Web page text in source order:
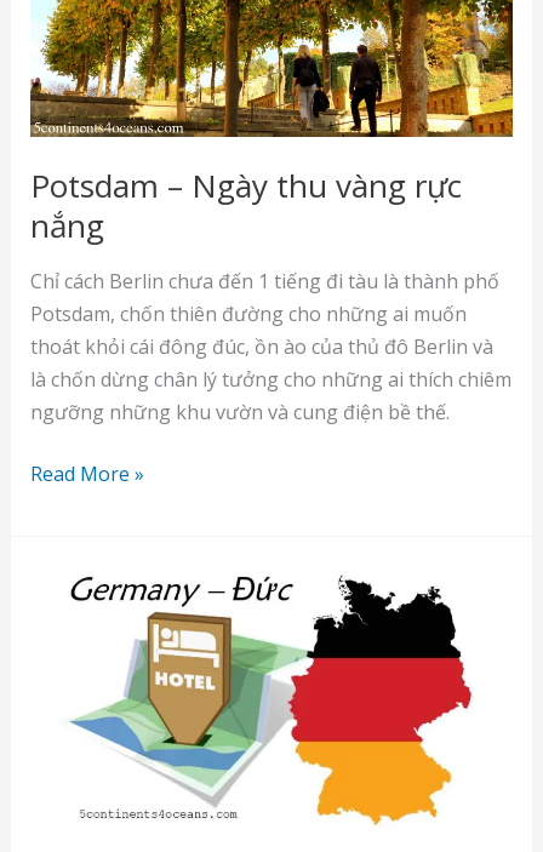
Potsdam – Ngày thu vàng rực
nắng
Chỉ cách Berlin chưa đến 1 tiếng đi tàu là thành phố
Potsdam, chốn thiên đường cho những ai muốn
thoát khỏi cái đông đúc, ồn ào của thủ đô Berlin và
là chốn dừng chân lý tưởng cho những ai thích chiêm
ngưỡng những khu vườn và cung điện bề thế.
Potsdam
vàng
Read More »